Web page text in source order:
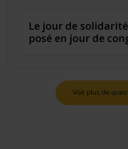
Le jour de
posé en jour de
Voir plus de